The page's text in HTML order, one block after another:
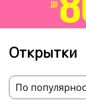
Открытки